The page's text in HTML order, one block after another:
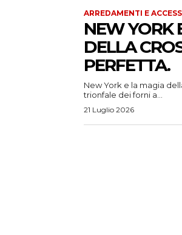
ARREDAMENTI E
NEW YORK
DELLA
PERFETTA.
New York e la magia
trionfale dei forni a...
21 Luglio 2026